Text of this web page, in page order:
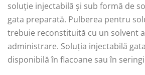
soluție injectabilă și sub formă de
gata preparată. Pulberea pentru
trebuie reconstituită cu un solvent
administrare. Soluția injectabilă
disponibilă în flacoane sau în